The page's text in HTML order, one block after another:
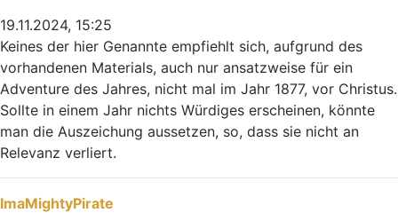
19.11.2024, 15:25
Keines der hier Genannte empfiehlt sich, aufgrund des
vorhandenen Materials, auch nur ansatzweise für ein
Adventure des Jahres, nicht mal im Jahr 1877, vor Christus.
Sollte in einem Jahr nichts Würdiges erscheinen, könnte
man die Auszeichung aussetzen, so, dass sie nicht an
Relevanz verliert.
ImaMightyPirate